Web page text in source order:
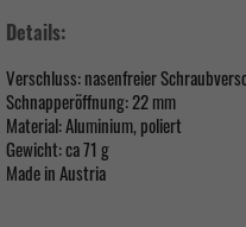
Details:
Verschluss: nasenfreier
Schnapperöffnung: 22 mm
Material: Aluminium, poliert
Gewicht: ca 71 g
Made in Austria